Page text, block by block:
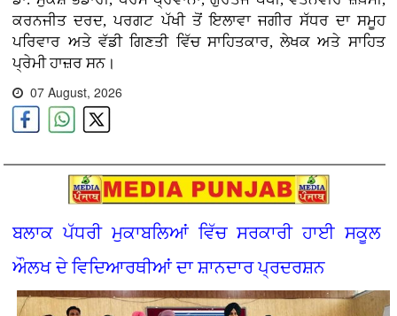
ਕਰਨਜੀਤ ਦਰਦ, ਪਰਗਟ ਪੱਖੀ ਤੋਂ ਇਲਾਵਾ ਜਗੀਰ ਸੱਧਰ ਦਾ ਸਮੂਹ
ਪਰਿਵਾਰ ਅਤੇ ਵੱਡੀ ਗਿਣਤੀ ਵਿੱਚ ਸਾਹਿਤਕਾਰ, ਲੇਖਕ ਅਤੇ ਸਾਹਿਤ
ਪ੍ਰੇਮੀ ਹਾਜ਼ਰ ਸਨ।
07 August, 2026
ਬਲਾਕ ਪੱਧਰੀ ਮੁਕਾਬਲਿਆਂ ਵਿੱਚ ਸਰਕਾਰੀ ਹਾਈ ਸਕੂਲ
ਔਲਖ ਦੇ ਵਿਦਿਆਰਥੀਆਂ ਦਾ ਸ਼ਾਨਦਾਰ ਪ੍ਰਦਰਸ਼ਨ